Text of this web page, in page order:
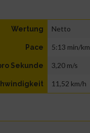
Wertung Netto
Pace 5:13 min/km
Sekunde 3,20 m/s
11,52 km/h